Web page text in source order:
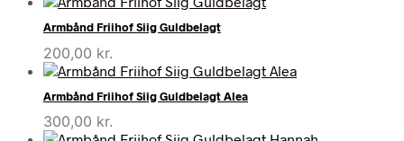
Armbånd Friihof Siig Guldbelagt
200,00 kr.
Armbånd Friihof Siig Guldbelagt Alea
300,00 kr.